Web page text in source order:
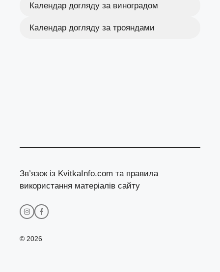
Календар догляду за виноградом
Календар догляду за трояндами
Зв’язок із KvitkaInfo.com та правила
використання матеріалів сайту
© 2026